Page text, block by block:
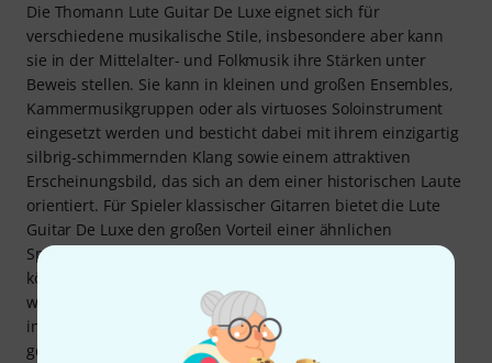
Die Thomann Lute Guitar De Luxe eignet sich für
verschiedene musikalische Stile, insbesondere aber kann
sie in der Mittelalter- und Folkmusik ihre Stärken unter
Beweis stellen. Sie kann in kleinen und großen Ensembles,
Kammermusikgruppen oder als virtuoses Soloinstrument
eingesetzt werden und besticht dabei mit ihrem einzigartig
silbrig-schimmernden Klang sowie einem attraktiven
Erscheinungsbild, das sich an dem einer historischen Laute
orientiert. Für Spieler klassischer Gitarren bietet die Lute
Guitar De Luxe den großen Vorteil einer ähnlichen
Spieltechnik, bereits erlerntes Wissen und Techniken
können daher ohne großen Aufwand direkt umgesetzt
werden. Geliefert wird die Thomann Lute Guitar De Luxe
inklusive einer Tasche, in der sie sicher transportiert und
gelagert werden kann.